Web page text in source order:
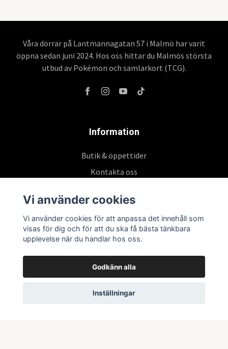
Våra dörrar på Lantmannagatan 57 i Malmö har varit
öppna sedan juni 2024. Hos oss hittar du Malmös största
utbud av Pokémon och samlarkort (TCG).
Information
Butik & öppettider
Kontakta oss
Prenumerera på vårt nyhetsbrev
Prenumerera
Vi använder cookies
Vi använder cookies för att anpassa det innehåll som
visas för dig och för att du ska få bästa tänkbara
upplevelse när du handlar hos oss.
Godkänn alla
Inställningar